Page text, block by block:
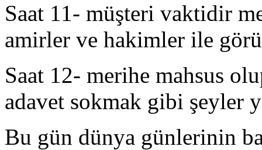
Saat 11- müşteri vaktidir
amirler ve hakimler ile
Saat 12- merihe mahsus
adavet sokmak gibi şeyler
Bu gün dünya günlerinin